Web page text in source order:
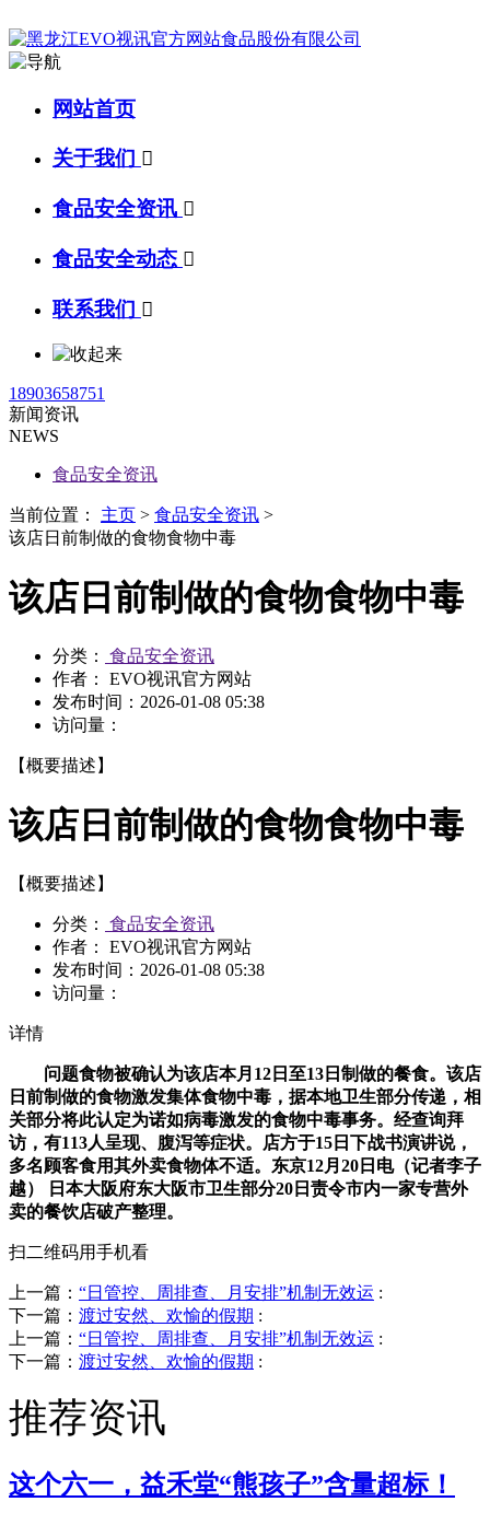
网站首页
关于我们 
食品安全资讯 
食品安全动态 
联系我们 
18903658751
新闻资讯
NEWS
食品安全资讯
当前位置： 主页 > 食品安全资讯 >
该店日前制做的食物食物中毒
该店日前制做的食物食物中毒
分类：
食品安全资讯
作者： EVO视讯官方网站
发布时间： 2026-01-08 05:38
访问量：
【概要描述】
该店日前制做的食物食物中毒
【概要描述】
分类：
食品安全资讯
作者： EVO视讯官方网站
发布时间： 2026-01-08 05:38
访问量：
详情
问题食物被确认为该店本月12日至13日制做的餐食。该店
日前制做的食物激发集体食物中毒，据本地卫生部分传递，相
关部分将此认定为诺如病毒激发的食物中毒事务。经查询拜
访，有113人呈现、腹泻等症状。店方于15日下战书演讲说，
多名顾客食用其外卖食物体不适。东京12月20日电（记者李子
越） 日本大阪府东大阪市卫生部分20日责令市内一家专营外
卖的餐饮店破产整理。
扫二维码用手机看
上一篇： “日管控、周排查、月安排”机制无效运 :
下一篇： 渡过安然、欢愉的假期 :
上一篇： “日管控、周排查、月安排”机制无效运 :
下一篇： 渡过安然、欢愉的假期 :
推荐资讯
这个六一，益禾堂“熊孩子”含量超标！